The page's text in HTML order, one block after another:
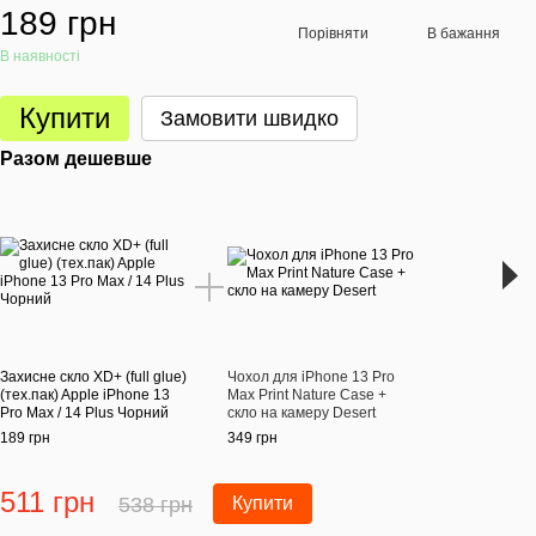
189 грн
В наявності
Порівняти В бажання
Купити Замовити швидко
Разом дешевше
Захисне скло XD+ (full glue)
(тех.пак) Apple iPhone 13
Pro Max / 14 Plus Чорний
189 грн
Чохол для iPhone 13 Pro
Max Print Nature Case +
скло на камеру Desert
349 грн
511 грн 538 грн Купити